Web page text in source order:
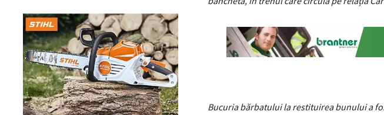
Bucuria bărbatului la restituirea bunului a